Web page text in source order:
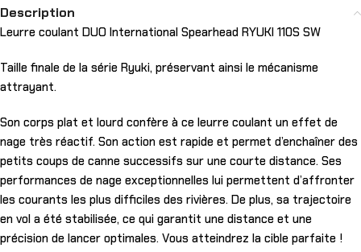
Description
Leurre coulant DUO International Spearhead RYUKI 110S SW
Taille finale de la série Ryuki, préservant ainsi le mécanisme
attrayant.
Son corps plat et lourd confère à ce leurre coulant un effet de
nage très réactif. Son action est rapide et permet d’enchaîner des
petits coups de canne successifs sur une courte distance. Ses
performances de nage exceptionnelles lui permettent d’affronter
les courants les plus difficiles des rivières. De plus, sa trajectoire
en vol a été stabilisée, ce qui garantit une distance et une
précision de lancer optimales. Vous atteindrez la cible parfaite !